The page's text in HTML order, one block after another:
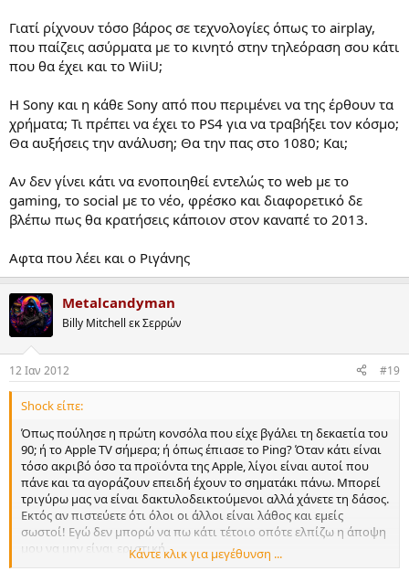
Γιατί ρίχνουν τόσο βάρος σε τεχνολογίες όπως το airplay,
που παίζεις ασύρματα με το κινητό στην τηλεόραση σου κάτι
που θα έχει και το WiiU;
Η Sony και η κάθε Sony από που περιμένει να της έρθουν τα
χρήματα; Τι πρέπει να έχει το PS4 για να τραβήξει τον κόσμο;
Θα αυξήσεις την ανάλυση; Θα την πας στο 1080; Και;
Αν δεν γίνει κάτι να ενοποιηθεί εντελώς το web με το
gaming, το social με το νέο, φρέσκο και διαφορετικό δε
βλέπω πως θα κρατήσεις κάποιον στον καναπέ το 2013.
Αφτα που λέει και ο Ριγάνης
Metalcandyman
Billy Mitchell εκ Σερρών
12 Ιαν 2012 #19
Shock είπε:
Όπως πούλησε η πρώτη κονσόλα που είχε βγάλει τη δεκαετία του
90; ή το Apple TV σήμερα; ή όπως έπιασε το Ping? Όταν κάτι είναι
τόσο ακριβό όσο τα προϊόντα της Apple, λίγοι είναι αυτοί που
πάνε και τα αγοράζουν επειδή έχουν το σηματάκι πάνω. Μπορεί
τριγύρω μας να είναι δακτυλοδεικτούμενοι αλλά χάνετε τη δάσος.
Εκτός αν πιστεύετε ότι όλοι οι άλλοι είναι λάθος και εμείς
σωστοί! Εγώ δεν μπορώ να πω κάτι τέτοιο οπότε ελπίζω η άποψη
μου να μην είναι εριστική.Κάντε κλικ για μεγέθυνση ...